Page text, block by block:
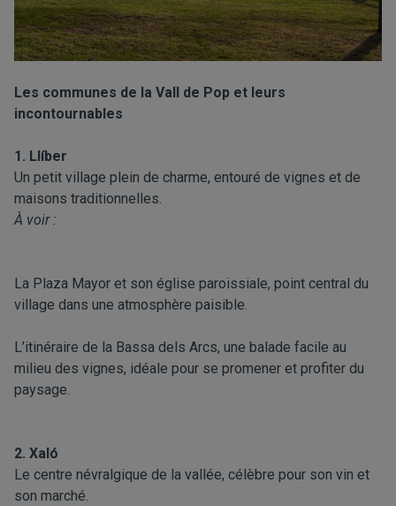
Les communes de la Vall de Pop et leurs
incontournables
1. Llíber
Un petit village plein de charme, entouré de vignes et de
maisons traditionnelles.
À voir :
La Plaza Mayor et son église paroissiale, point central du
village dans une atmosphère paisible.
L’itinéraire de la Bassa dels Arcs, une balade facile au
milieu des vignes, idéale pour se promener et profiter du
paysage.
2. Xaló
Le centre névralgique de la vallée, célèbre pour son vin et
son marché.